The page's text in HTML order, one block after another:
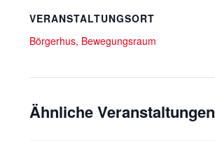
VERANSTALTUNGSORT
Börgerhus, Bewegungsraum
Ähnliche Veranstaltungen